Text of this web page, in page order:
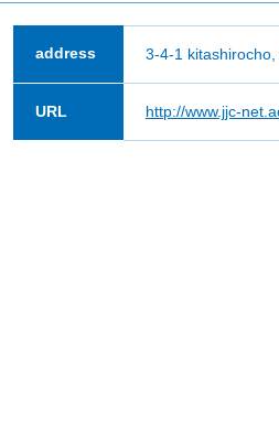
address 3-4-1
URL http://www.jjc-